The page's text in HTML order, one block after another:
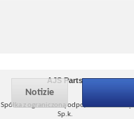
Notizie
AJS Parts
Spółka z ograniczoną odpowiedzialnością
Sp.k.